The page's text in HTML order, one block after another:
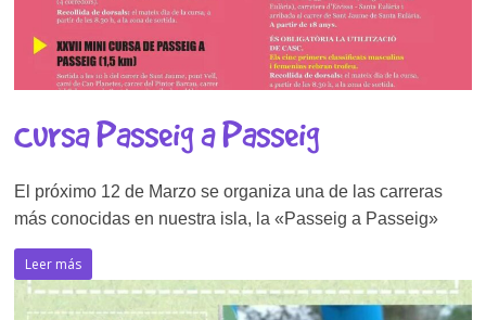
Cursa Passeig a Passeig
El próximo 12 de Marzo se organiza una de las carreras
más conocidas en nuestra isla, la «Passeig a Passeig»
Leer más